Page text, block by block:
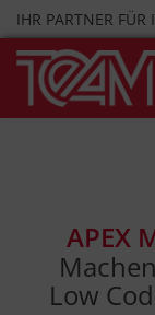
Skip
to
content
IHR PARTNER FÜR
APEX
Low